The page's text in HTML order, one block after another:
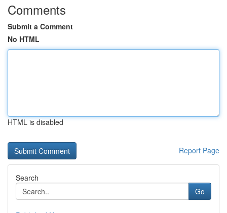
Comments
Submit a Comment
No HTML
HTML is disabled
Report Page
Search
Go